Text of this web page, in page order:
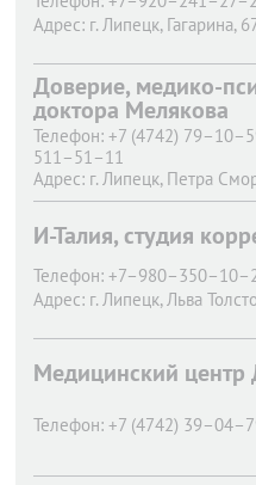
Адрес: г. Липецк, Гагарина,
Доверие, медико-
доктора Мелякова
Телефон: +7 (4742)
511–51–11
Адрес: г. Липецк, Петра
И-Талия, студия
Телефон:
Адрес: г. Липецк, Льва
Медицинский центр
Телефон: +7 (4742)